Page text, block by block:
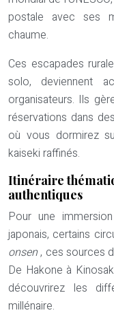
postale avec ses
chaume.
Ces escapades
solo, deviennent
organisateurs. Ils
réservations dans des
où vous dormirez
kaiseki raffinés.
Itinéraire
authentiques
Pour une
japonais, certains
onsen, ces sources
De Hakone à
découvrirez les
millénaire.